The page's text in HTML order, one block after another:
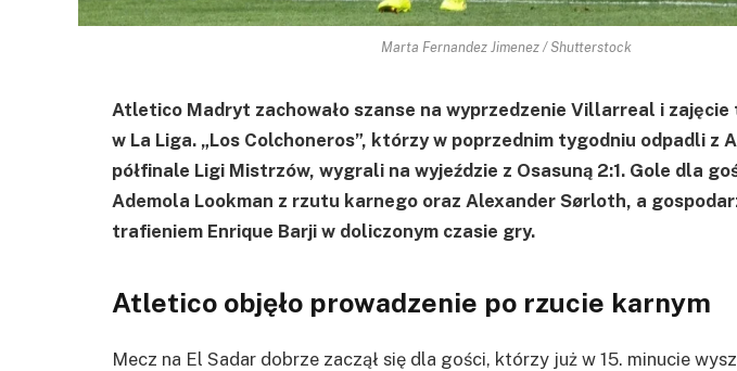
Marta Fernandez Jimenez / Shutterstock
Atletico Madryt zachowało szanse na wyprzedzenie Villarreal i zajęcie
w La Liga. „Los Colchoneros”, którzy w poprzednim tygodniu odpadli z
półfinale Ligi Mistrzów, wygrali na wyjeździe z Osasuną 2:1. Gole dla
Ademola Lookman z rzutu karnego oraz Alexander Sørloth, a
trafieniem Enrique Barji w doliczonym czasie gry.
Atletico objęło prowadzenie po rzucie karnym
Mecz na El Sadar dobrze zaczął się dla gości, którzy już w 15. minucie